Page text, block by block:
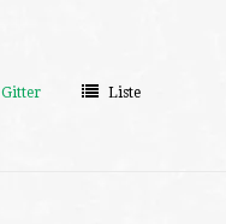
Gitter Liste